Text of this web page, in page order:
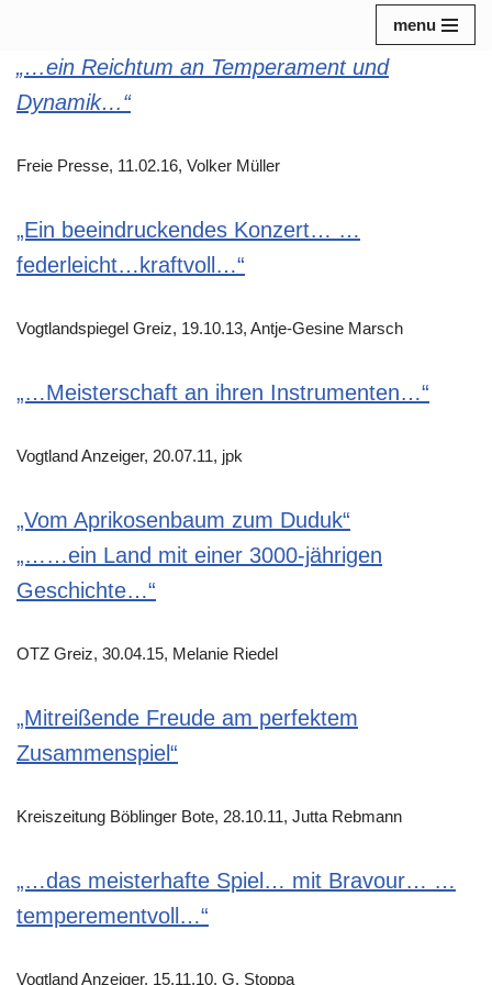
springen
menu
„…ein Reichtum an Temperament und
Dynamik…“
Freie Presse, 11.02.16, Volker Müller
„Ein beeindruckendes Konzert… …
federleicht…kraftvoll…“
Vogtlandspiegel Greiz, 19.10.13, Antje-Gesine Marsch
„…Meisterschaft an ihren Instrumenten…“
Vogtland Anzeiger, 20.07.11, jpk
„Vom Aprikosenbaum zum Duduk“
„……ein Land mit einer 3000-jährigen
Geschichte…“
OTZ Greiz, 30.04.15, Melanie Riedel
„Mitreißende Freude am perfektem
Zusammenspiel“
Kreiszeitung Böblinger Bote, 28.10.11, Jutta Rebmann
„…das meisterhafte Spiel… mit Bravour… …
temperementvoll…“
Vogtland Anzeiger, 15.11.10, G. Stoppa